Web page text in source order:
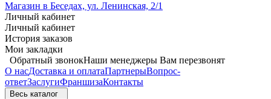
Магазин в Беседах, ул. Ленинская, 2/1
Личный кабинет
Личный кабинет
История заказов
Мои закладки
Обратный звонокНаши менеджеры Вам перезвонят
О насДоставка и оплатаПартнерыВопрос-
ответЗаслугиФраншизаКонтакты
Весь каталог